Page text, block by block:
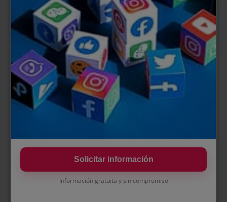
Managers se diversificó hacia áreas como la Salud, la
Educación y el Gaming, con un notable aumento en la
necesidad de competencias como el análisis de datos,
el copywriting y el diseño gráfico. Para 2022, el
número de profesionales alcanzó los 100.000,
destacándose sectores como el Retail, el Automotriz y
la Alimentación, y requiriendo habilidades en
influencer marketing y el uso de herramientas de
automatización.
y un incremento del 25% anual en 2023, y una
proyección de 140.000 para 2024, con un crecimiento
del 30%. Los sectores que lideraron la demanda en
Solicitar información
Información gratuita y sin compromiso